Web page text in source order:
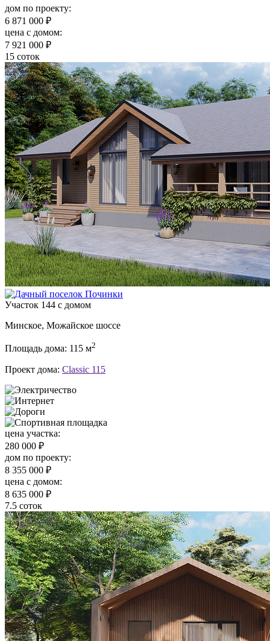
дом по проекту:
6 871 000 ₽
цена c домом:
7 921 000 ₽
15 соток
Участок 144 с домом
Минское, Можайское шоссе
Площадь дома: 115 м2
Проект дома: Classic 115
цена участка:
280 000 ₽
дом по проекту:
8 355 000 ₽
цена c домом:
8 635 000 ₽
7.5 соток